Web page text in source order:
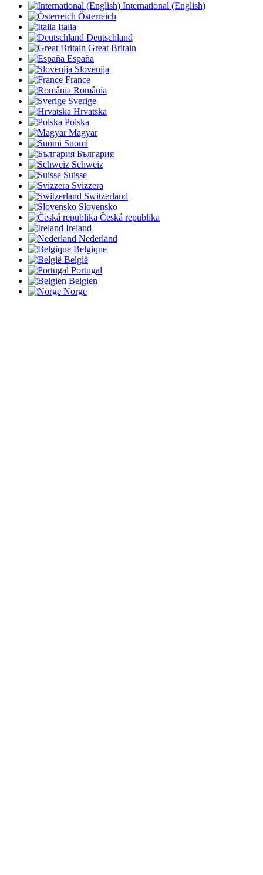
International (English)
Österreich
Italia
Deutschland
Great Britain
España
Slovenija
France
România
Sverige
Hrvatska
Polska
Magyar
Suomi
България
Schweiz
Suisse
Svizzera
Switzerland
Slovensko
Česká republika
Ireland
Nederland
Belgique
België
Portugal
Belgien
Norge